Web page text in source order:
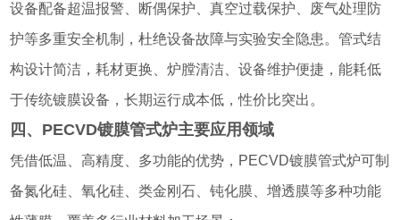
设备配备超温报警、断偶保护、真空过载保护、废气处理防
护等多重安全机制，杜绝设备故障与实验安全隐患。管式结
构设计简洁，耗材更换、炉膛清洁、设备维护便捷，能耗低
于传统镀膜设备，长期运行成本低，性价比突出。
四、PECVD镀膜管式炉主要应用领域
凭借低温、高精度、多功能的优势，PECVD镀膜管式炉可制
备氮化硅、氧化硅、类金刚石、钝化膜、增透膜等多种功能